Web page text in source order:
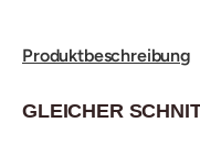
Produktbeschreibung
GLEICHER